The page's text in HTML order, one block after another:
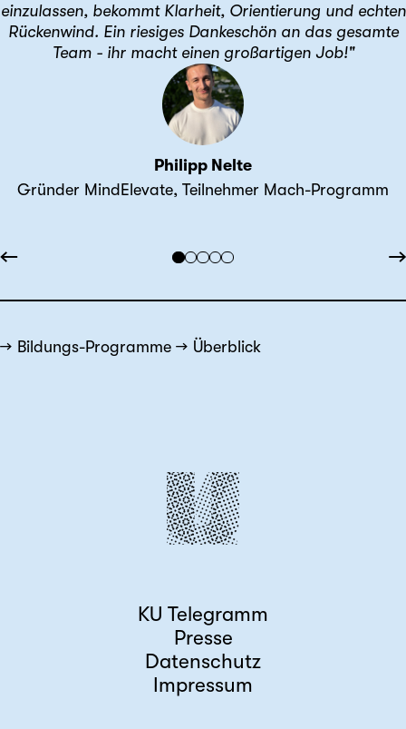
←
einzulassen, bekommt Klarheit, Orientierung und echten
Rückenwind. Ein riesiges Dankeschön an das gesamte
Team - ihr macht einen großartigen Job!"
Philipp Nelte
Gründer MindElevate, Teilnehmer Mach-Programm
→
Bildungs-Programme Überblick